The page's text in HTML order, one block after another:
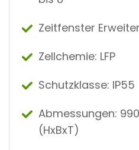
Zeitfenster
Zellchemie: LFP
Schutzklasse: IP55
Abmessungen:
(HxBxT)